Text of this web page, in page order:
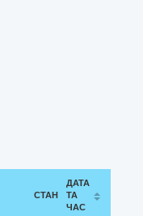
СТАН
ДАТА
ТА
ЧАС